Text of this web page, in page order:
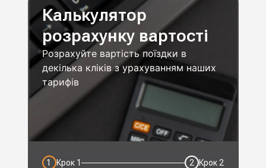
Калькулятор
розрахунку вартості
Розрахуйте вартість поїздки в
декілька кліків з урахуванням наших
тарифів
1 Крок1 2 Крок 2